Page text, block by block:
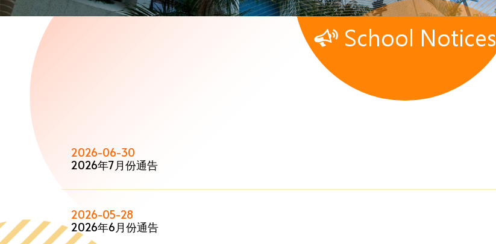
School Notices
2026-06-30
2026年7月份通告
2026-05-28
2026年6月份通告